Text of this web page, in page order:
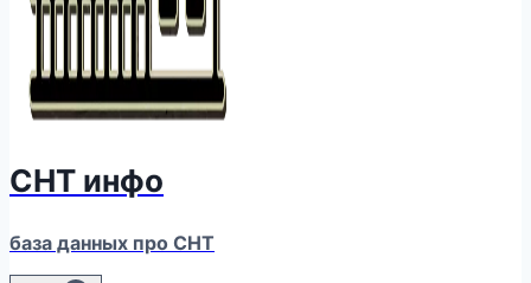
СНТ инфо
база данных про СНТ